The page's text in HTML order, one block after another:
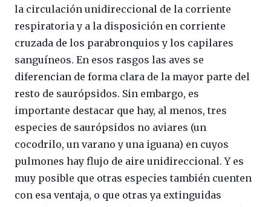
la circulación unidireccional de la corriente
respiratoria y a la disposición en corriente
cruzada de los parabronquios y los capilares
sanguíneos. En esos rasgos las aves se
diferencian de forma clara de la mayor parte del
resto de saurópsidos. Sin embargo, es
importante destacar que hay, al menos, tres
especies de saurópsidos no aviares (un
cocodrilo, un varano y una iguana) en cuyos
pulmones hay flujo de aire unidireccional. Y es
muy posible que otras especies también cuenten
con esa ventaja, o que otras ya extinguidas